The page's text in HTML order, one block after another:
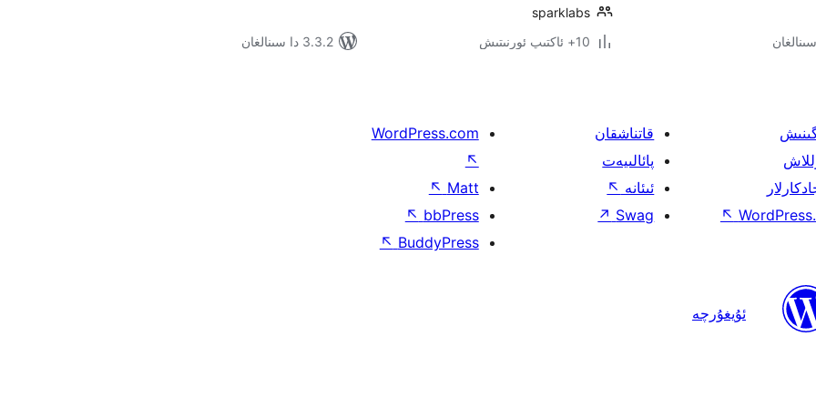
sparklabs
10+ ئاكتىپ ئورنىتىش
3.3.2 دا سىنالغان
↖
قاتناشقان
پائالىيەت
ئىئانە ↖
Swag
↗
WordPress.com
↖
Matt
↖
bbPress
↖
BuddyPress
↖
ئۇيغۇرچە